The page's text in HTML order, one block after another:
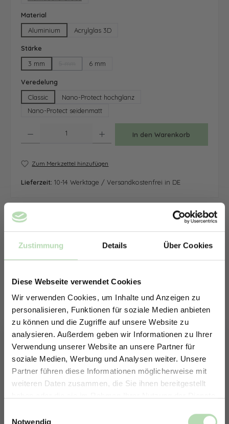
Zustimmung Details Über Cookies
Diese Webseite verwendet Cookies
Wir verwenden Cookies, um Inhalte und Anzeigen zu
personalisieren, Funktionen für soziale Medien anbieten
zu können und die Zugriffe auf unsere Website zu
analysieren. Außerdem geben wir Informationen zu Ihrer
Verwendung unserer Website an unsere Partner für
soziale Medien, Werbung und Analysen weiter. Unsere
Partner führen diese Informationen möglicherweise mit
weiteren Daten zusammen, die Sie ihnen bereitgestellt
Notwendig
Material
Aluminium
Acrylglas 3D
Stärke
3 mm
(Diese Option ist zurzeit nicht verfügbar.)
6 mm
Veredelung
Classic
Nano-Protect hochglanz
Nano-Protect seidenmatt
In den Warenkorb
Zum Merkzettel hinzufügen
Lieferzeit: 10-14 Werktage / Versandkostenfrei in DE
Erstelle in nur 4 Schritten deine
ERHALTE 5% RABATT AUF
DEINE RÜCKWÄNDE